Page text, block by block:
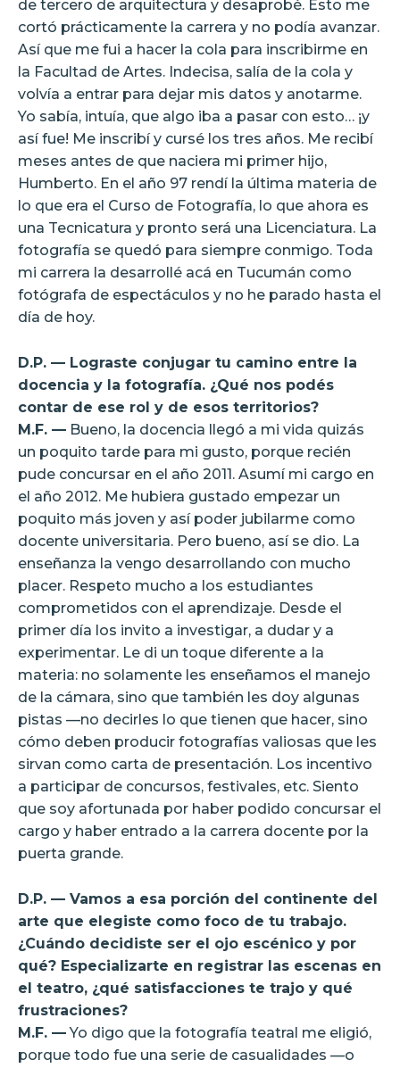
de tercero de arquitectura y desaprobé. Esto me
cortó prácticamente la carrera y no podía avanzar.
Así que me fui a hacer la cola para inscribirme en
la Facultad de Artes. Indecisa, salía de la cola y
volvía a entrar para dejar mis datos y anotarme.
Yo sabía, intuía, que algo iba a pasar con esto… ¡y
así fue! Me inscribí y cursé los tres años. Me recibí
meses antes de que naciera mi primer hijo,
Humberto. En el año 97 rendí la última materia de
lo que era el Curso de Fotografía, lo que ahora es
una Tecnicatura y pronto será una Licenciatura. La
fotografía se quedó para siempre conmigo. Toda
mi carrera la desarrollé acá en Tucumán como
fotógrafa de espectáculos y no he parado hasta el
día de hoy.
D.P. — Lograste conjugar tu camino entre la
docencia y la fotografía. ¿Qué nos podés
contar de ese rol y de esos territorios?
M.F. — Bueno, la docencia llegó a mi vida quizás
un poquito tarde para mi gusto, porque recién
pude concursar en el año 2011. Asumí mi cargo en
el año 2012. Me hubiera gustado empezar un
poquito más joven y así poder jubilarme como
docente universitaria. Pero bueno, así se dio. La
enseñanza la vengo desarrollando con mucho
placer. Respeto mucho a los estudiantes
comprometidos con el aprendizaje. Desde el
primer día los invito a investigar, a dudar y a
experimentar. Le di un toque diferente a la
materia: no solamente les enseñamos el manejo
de la cámara, sino que también les doy algunas
pistas —no decirles lo que tienen que hacer, sino
cómo deben producir fotografías valiosas que les
sirvan como carta de presentación. Los incentivo
a participar de concursos, festivales, etc. Siento
que soy afortunada por haber podido concursar el
cargo y haber entrado a la carrera docente por la
puerta grande.
D.P. — Vamos a esa porción del continente del
arte que elegiste como foco de tu trabajo.
¿Cuándo decidiste ser el ojo escénico y por
qué? Especializarte en registrar las escenas en
el teatro, ¿qué satisfacciones te trajo y qué
frustraciones?
M.F. —Yo digo que la fotografía teatral me eligió,
porque todo fue una serie de casualidades —o